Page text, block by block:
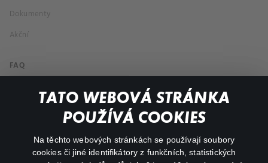
TATO WEBOVÁ STRÁNKA
POUŽÍVÁ COOKIES
Na těchto webových stránkách se používají soubory
cookies či jiné identifikátory z funkčních, statistických
Dokumenty
Akční
FAQ
Můj účet
Důležité odkazy
facebookinstagram